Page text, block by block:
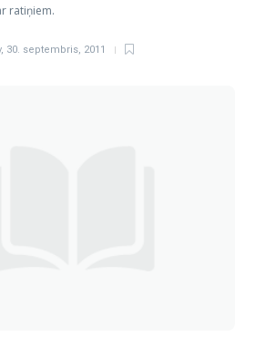
ratiņiem.
, 30. septembris, 2011